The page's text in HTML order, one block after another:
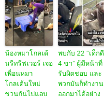
น้องหมาโกลเด้
นรีทรีฟเวอร์ เจอ
เพื่อนหมา
โกลเด้นใหม่
ชวนกันไปแอบ
พบกับ 22 “เด็กดี
4 ขา” ผู้มีหน้าที่
รับผิดชอบ และ
พวกมันก็ทำงาน
ออกมาได้อย่าง